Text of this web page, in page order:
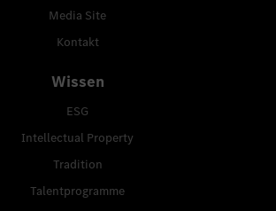
Media Site
Kontakt
Wissen
ESG
Intellectual Property
Tradition
Talentprogramme